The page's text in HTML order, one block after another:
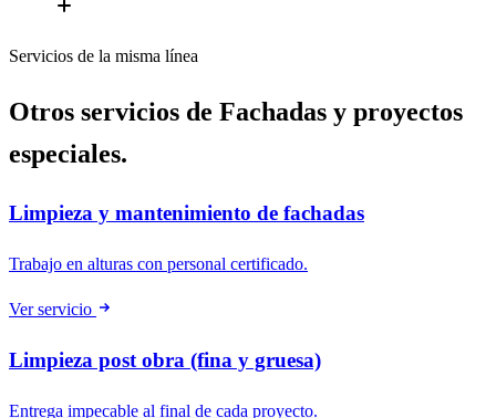
Servicios de la misma línea
Otros servicios de Fachadas y proyectos
especiales.
Limpieza y mantenimiento de fachadas
Trabajo en alturas con personal certificado.
Ver servicio
Limpieza post obra (fina y gruesa)
Entrega impecable al final de cada proyecto.